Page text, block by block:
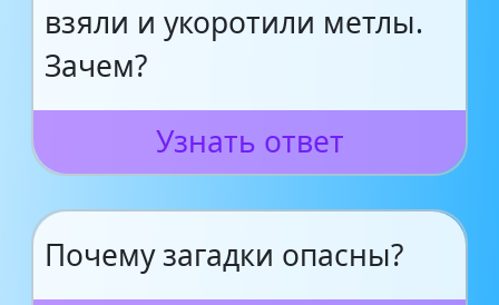
взяли и укоротили метлы.
Зачем?
Узнать ответ
Почему загадки опасны?